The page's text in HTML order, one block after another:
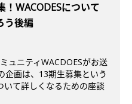
！WACODESについて
う後編
ュニティWACDOESがお送
企画は、13期生募集という
いて詳しくなるための座談